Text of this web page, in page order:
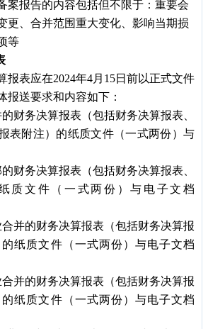
案报告的内容包括但不限于：重要会
更、合并范围重大变化、影响当期损
等
报表应在2024年4月15日前以正式文件
报送要求和内容如下：
的财务决算报表（包括财务决算报表、
表附注）的纸质文件（一式两份）与
的财务决算报表（包括财务决算报表、
质文件（一式两份）与电子文档
合并的财务决算报表（包括财务决算报
纸质文件（一式两份）与电子文档
合并的财务决算报表（包括财务决算报
纸质文件（一式两份）与电子文档